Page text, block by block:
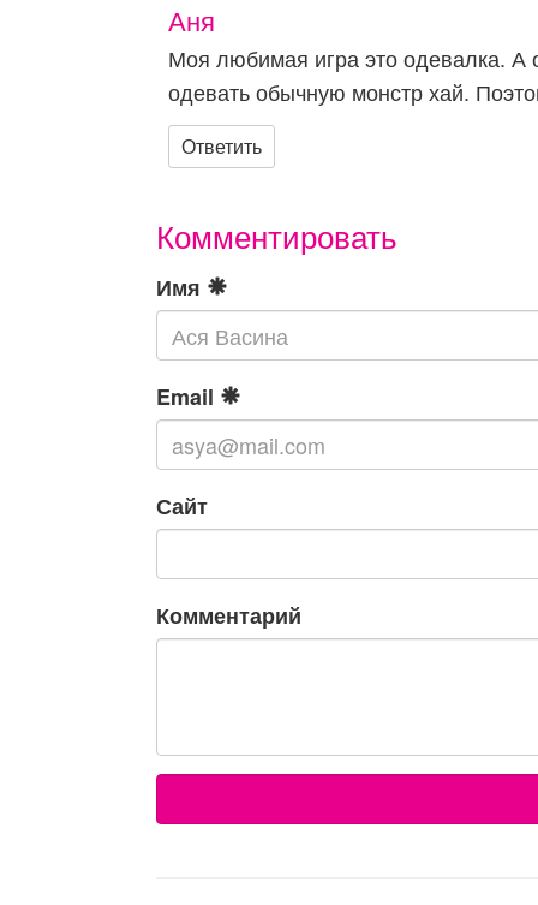
Аня
Моя любимая игра это одевалка. А
одевать обычную монстр хай.
Ответить
Комментировать
Имя
Email
Сайт
Комментарий